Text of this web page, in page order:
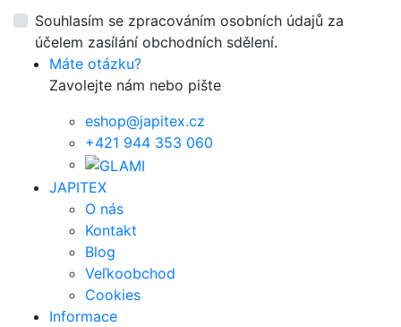
Souhlasím se zpracováním osobních údajů za
účelem zasílání obchodních sdělení.
Máte otázku?
Zavolejte nám nebo pište
eshop@japitex.cz
+421 944 353 060
JAPITEX
O nás
Kontakt
Blog
Veľkoobchod
Cookies
Informace